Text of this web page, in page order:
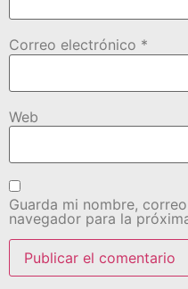
Correo electrónico *
Web
Guarda mi nombre,
navegador para la